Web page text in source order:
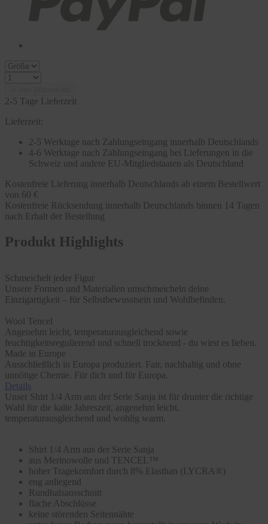
2-5 Tage Lieferzeit
Lieferzeit:
2-5 Werktage nach Zahlungseingang innerhalb Deutschlands
4-6 Werktage nach Zahlungseingang bei Lieferungen in die
Schweiz und andere EU-Mitgliedstaaten als Deutschland
Kostenfreie Lieferung innerhalb Deutschlands ab einem Bestellwert
von 60 €
Kostenfreie Rücksendung innerhalb Deutschlands binnen 14 Tagen
nach Erhalt der Bestellung
Produkt Highlights
Schmeichelt jeder Figur
Unsere Formen und Materialien umschmeicheln deine
Einzigartigkeit – für Selbstbewusstsein und Wohlbefinden.
Wool Tencel
Angenehm leicht, temperaturausgleichend sowie
feuchtigkeitsregulierend und schnell trocknend - du wirst es lieben.
Made in Europe
Ausschließlich in Europa produziert. Fair, nachhaltig und ohne
unnötige Chemie. Für dich und für Europa.
Details
Unser Shirt 1/4 Arm aus der Serie Sanja ist für drunter die richtige
Wahl für die kalte Jahreszeit, angenehm leicht,
temperaturausgleichend und wohlig warm.
Shirt 1/4 Arm aus der Serie Sanja
aus Merinowolle und TENCEL™
hoher Tragekomfort durch 8% Elasthan (LYCRA®)
eng anliegend
Rundhalsausschnitt
flache Abschlüsse
keine störenden Seitennähte